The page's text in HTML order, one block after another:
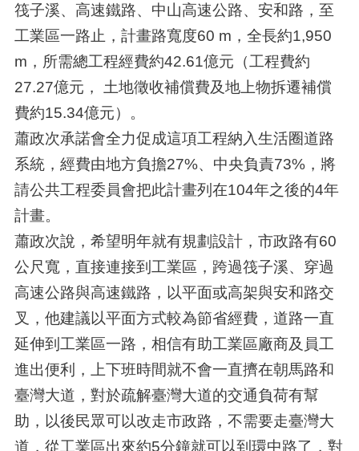
筏子溪、高速鐵路、中山高速公路、安和路，至
工業區一路止，計畫路寬度60 m，全長約1,950
m，所需總工程經費約42.61億元（工程費約
27.27億元， 土地徵收補償費及地上物拆遷補償
費約15.34億元）。
蕭政次承諾會全力促成這項工程納入生活圈道路
系統，經費由地方負擔27%、中央負責73%，將
請公共工程委員會把此計畫列在104年之後的4年
計畫。
蕭政次說，希望明年就有規劃設計，市政路有60
公尺寬，直接連接到工業區，跨過筏子溪、穿過
高速公路與高速鐵路，以平面或高架與安和路交
叉，他建議以平面方式較為節省經費，道路一直
延伸到工業區一路，相信有助工業區廠商及員工
進出便利，上下班時間就不會一直擠在朝馬路和
臺灣大道，對於疏解臺灣大道的交通負荷有幫
助，以後民眾可以改走市政路，不需要走臺灣大
道，從工業區出來約5分鐘就可以到環中路了，對